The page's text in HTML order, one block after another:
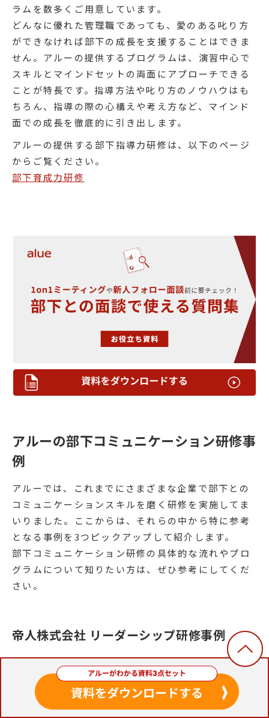
ラムを数多くご用意しています。
どんなに優れた管理職であっても、愛のある叱り方
ができなければ部下の成長を支援することはできま
せん。アルーの提供するプログラムは、演習中心で
スキルとマインドセットの両面にアプローチできる
ことが特長です。指導方法や叱り方のノウハウはも
ちろん、指導の際の心構えや考え方など、マインド
面での成長を徹底的に引き出します。
アルーの提供する部下指導力研修は、以下のページ
からご覧ください。
部下育成力研修
アルーの部下コミュニケーション研修事
例
アルーでは、これまでにさまざまな企業で部下との
コミュニケーションスキルを磨く研修を実施してま
いりました。ここからは、それらの中から特に参考
となる事例を3つピックアップして紹介します。
部下コミュニケーション研修の具体的な流れやプロ
グラムについて知りたい方は、ぜひ参考にしてくだ
さい。
帝人株式会社 リーダーシップ研修事例
帝人株式会社様では、人事制度の見直しにより設け
られた「AS職」という新たな管理職の職掌で、期待
役割に見合ったスキルや意識を開発・醸成する必要
がありました。そこで、リーダーシップと指導育成